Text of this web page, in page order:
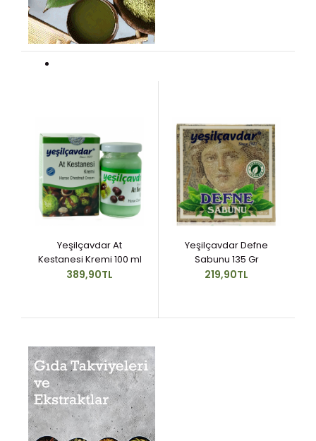
Yeşilçavdar At
Kestanesi Kremi 100 ml
389,90TL
Yeşilçavdar Defne
Sabunu 135 Gr
219,90TL